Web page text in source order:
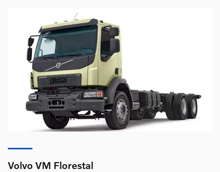
Volvo VM Florestal